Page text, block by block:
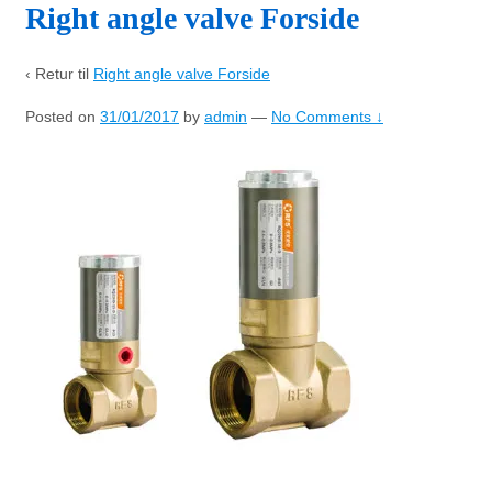
Right angle valve Forside
‹ Retur til Right angle valve Forside
Posted on 31/01/2017 by admin — No Comments ↓